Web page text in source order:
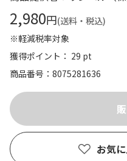
2,980円(送料・税込)
※軽減税率対象
獲得ポイント： 29 pt
商品番号
8075281636
お気